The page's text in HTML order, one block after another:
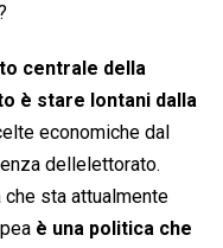
centrale della
è stare lontani dalla
economiche dal
dellelettorato.
sta attualmente
è una politica che